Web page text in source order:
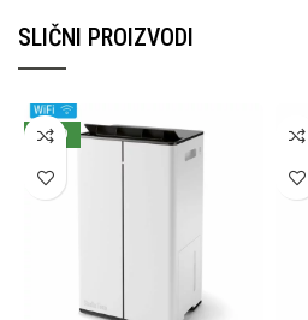
SLIČNI PROIZVODI
NOVO